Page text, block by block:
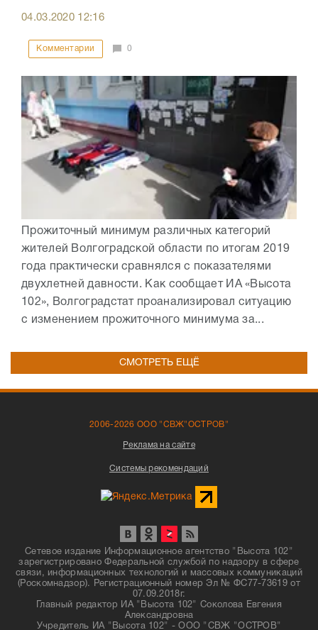
04.03.2020 12:16
Комментарии 0
Прожиточный минимум различных категорий
жителей Волгоградской области по итогам 2019
года практически сравнялся с показателями
двухлетней давности. Как сообщает ИА «Высота
102», Волгоградстат проанализировал ситуацию
с изменением прожиточного минимума за...
СМОТРЕТЬ ЕЩЁ
2006-2026 ООО "СВЖ"ОСТРОВ"
Реклама на сайте
Системы рекомендаций
Сетевое издание Информационное агентство "Высота 102"
зарегистрировано Федеральной службой по надзору в сфере
связи, информационных технологий и массовых коммуникаций
(Роскомнадзор). Регистрационный номер Эл № ФС77-73619 от
07.09.2018г.
Главный редактор ИА "Высота 102" Соколова Евгения
Александровна
Учредитель ИА "Высота 102" - ООО "СВЖ "ОСТРОВ"